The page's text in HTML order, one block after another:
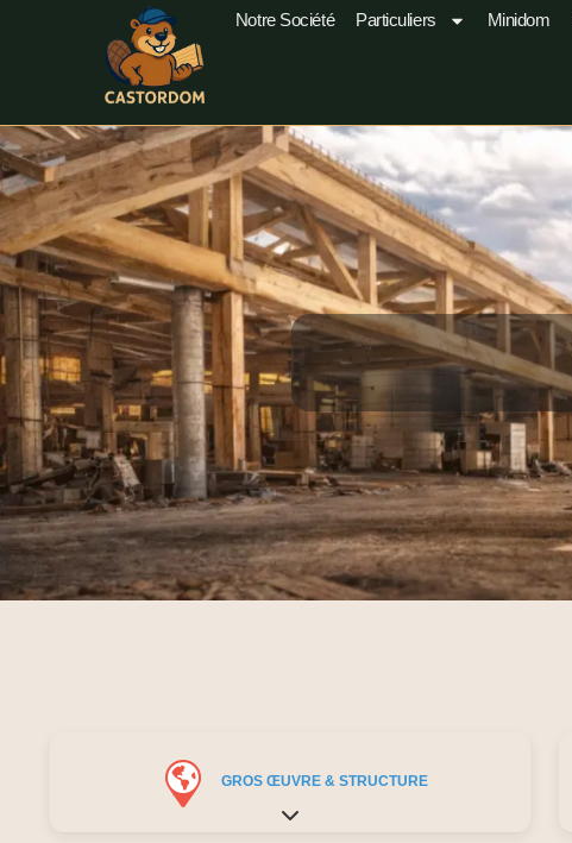
Notre Société Particuliers Minidom
GROS ŒUVRE & STRUCTURE
Expand sub-categories